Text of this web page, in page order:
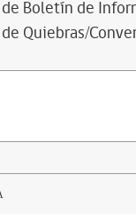
Boletín de
Quiebras/